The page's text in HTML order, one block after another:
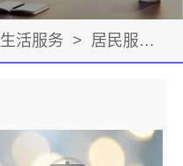
生活服务 > 居民服务